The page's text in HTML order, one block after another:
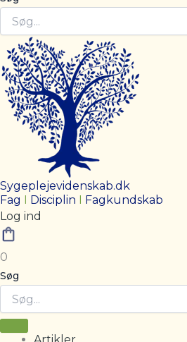
Sygeplejevidenskab.dk
Fag I Disciplin I Fagkundskab
Log ind
0
Søg